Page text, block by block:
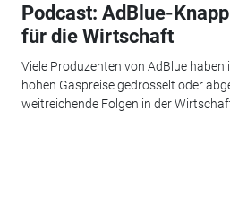
Podcast: AdBlue-
für die Wirtschaft
Viele Produzenten von AdBlue haben
hohen Gaspreise gedrosselt oder
weitreichende Folgen in der